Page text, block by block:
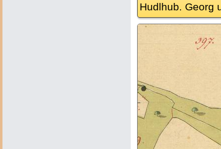
Hudlhub. Georg